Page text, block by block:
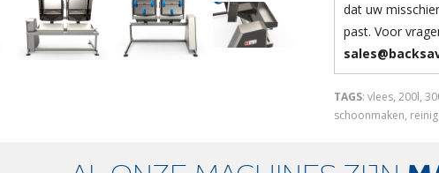
dat uw
past. Voor
TAGS: vlees, 200l,
schoonmaken,